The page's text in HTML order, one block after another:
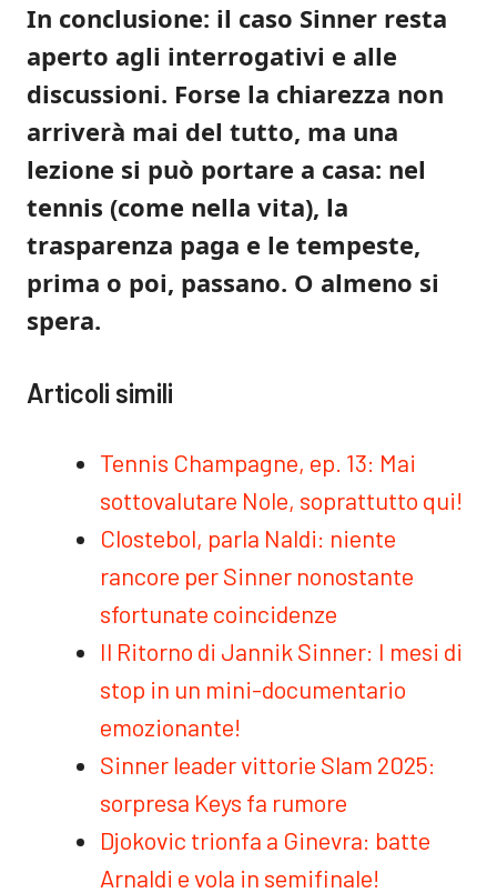
In conclusione: il caso Sinner resta
aperto agli interrogativi e alle
discussioni. Forse la chiarezza non
arriverà mai del tutto, ma una
lezione si può portare a casa: nel
tennis (come nella vita), la
trasparenza paga e le tempeste,
prima o poi, passano. O almeno si
spera.
Articoli simili
Tennis Champagne, ep. 13: Mai
sottovalutare Nole, soprattutto qui!
Clostebol, parla Naldi: niente
rancore per Sinner nonostante
sfortunate coincidenze
Il Ritorno di Jannik Sinner: I mesi di
stop in un mini-documentario
emozionante!
Sinner leader vittorie Slam 2025:
sorpresa Keys fa rumore
Djokovic trionfa a Ginevra: batte
Arnaldi e vola in semifinale!